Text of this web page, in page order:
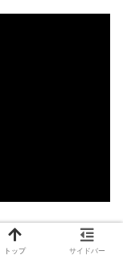
」▼
トップ サイドバー